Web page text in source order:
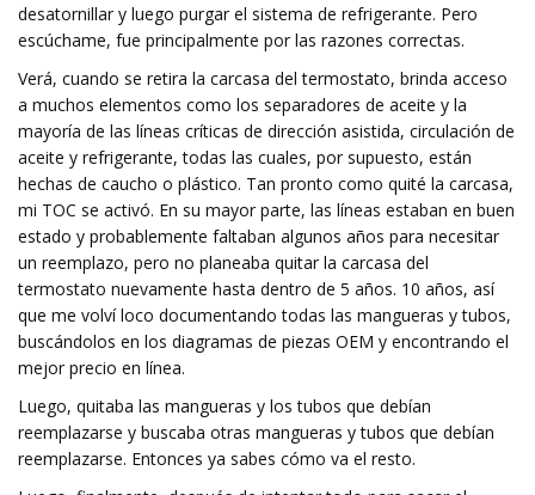
desatornillar y luego purgar el sistema de refrigerante. Pero
escúchame, fue principalmente por las razones correctas.
Verá, cuando se retira la carcasa del termostato, brinda acceso
a muchos elementos como los separadores de aceite y la
mayoría de las líneas críticas de dirección asistida, circulación de
aceite y refrigerante, todas las cuales, por supuesto, están
hechas de caucho o plástico. Tan pronto como quité la carcasa,
mi TOC se activó. En su mayor parte, las líneas estaban en buen
estado y probablemente faltaban algunos años para necesitar
un reemplazo, pero no planeaba quitar la carcasa del
termostato nuevamente hasta dentro de 5 años. 10 años, así
que me volví loco documentando todas las mangueras y tubos,
buscándolos en los diagramas de piezas OEM y encontrando el
mejor precio en línea.
Luego, quitaba las mangueras y los tubos que debían
reemplazarse y buscaba otras mangueras y tubos que debían
reemplazarse. Entonces ya sabes cómo va el resto.